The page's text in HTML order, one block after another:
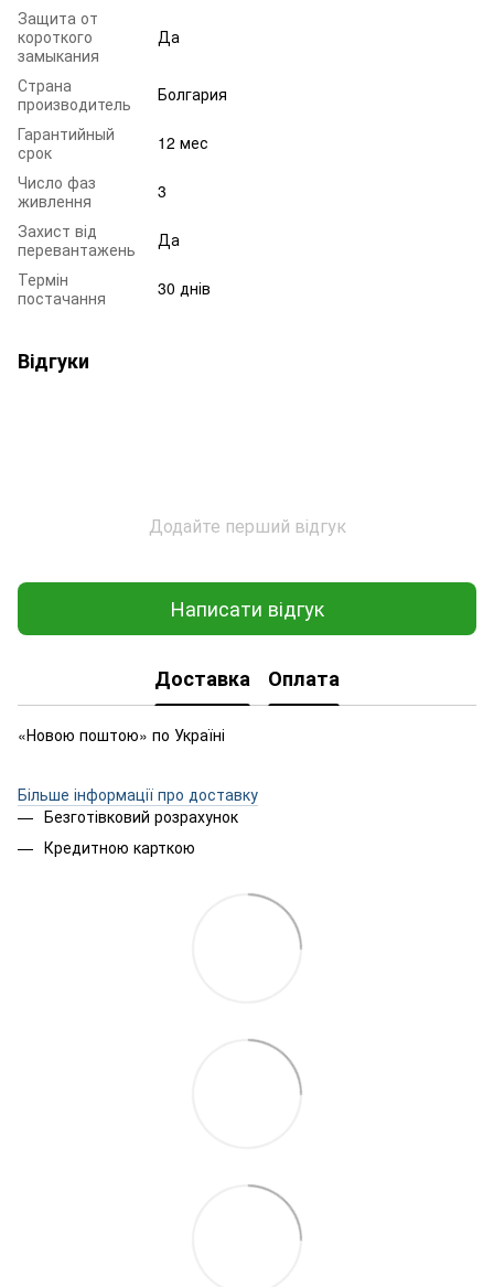
Защита от
короткого
замыкания
Да
Страна
производитель
Болгария
Гарантийный
срок
12 мес
Число фаз
живлення
3
Захист від
перевантажень
Да
Термін
постачання
30 днів
Відгуки
Додайте перший відгук
Написати відгук
Доставка Оплата
«Новою поштою» по Україні
Більше інформації про доставку
Безготівковий розрахунок
Кредитною карткою